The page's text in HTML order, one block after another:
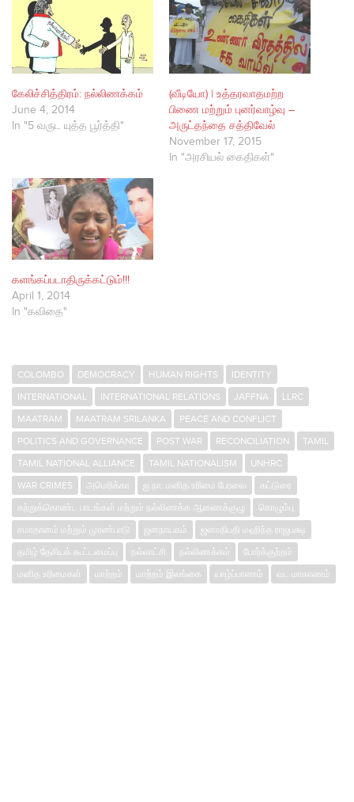
கேலிச்சித்திரம்: நல்லிணக்கம்
June 4, 2014
In "5 வருட யுத்த பூர்த்தி"
(வீடியோ) | உத்தரவாதமற்ற
பிணை மற்றும் புனர்வாழ்வு –
அருட்தந்தை சத்திவேல்
November 17, 2015
In "அரசியல் கைதிகள்"
களங்கப்படாதிருக்கட்டும்!!!
April 1, 2014
In "கவிதை"
COLOMBO DEMOCRACY HUMAN RIGHTS
IDENTITY
INTERNATIONAL
INTERNATIONAL RELATIONS JAFFNA
LLRC
MAATRAM
MAATRAM SRILANKA
PEACE AND CONFLICT
POLITICS AND GOVERNANCE
POST WAR RECONCILIATION
TAMIL
TAMIL NATIONAL ALLIANCE
TAMIL NATIONALISM
UNHRC
WAR CRIMES
அமெரிக்கா ஐ.நா. மனித உரிமை பேரவை
கட்டுரை
கற்றுக்கொண்ட பாடங்கள் மற்றும் நல்லிணக்க ஆணைக்குழு
கொழும்பு
சமாதானம் மற்றும் முரண்பாடு
ஜனநாயகம்
ஜனாதிபதி மஹிந்த ராஜபக்ஷ
தமிழ் தேசியக் கூட்டமைப்பு
நல்லாட்சி நல்லிணக்கம்
போர்க்குற்றம்
மனித உரிமைகள்
மாற்றம் மாற்றம் இலங்கை யாழ்ப்பாணம் வட மாகாணம்